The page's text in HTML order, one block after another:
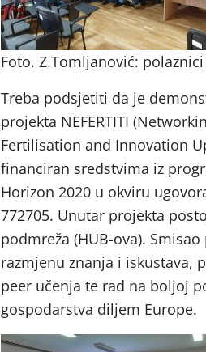
Foto. Z.Tomljanović:
Treba podsjetiti da je
projekta NEFERTITI
Fertilisation and Innovation
financiran sredstvima iz
Horizon 2020 u okviru
772705. Unutar projekta
podmreža (HUB-ova).
razmjenu znanja i iskustava,
peer učenja te rad na boljoj
gospodarstva diljem Europe.